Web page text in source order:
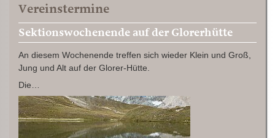
Vereinstermine
Sektionswochenende auf der Glorerhütte
An diesem Wochenende treffen sich wieder Klein und Groß,
Jung und Alt auf der Glorer-Hütte.
Die…